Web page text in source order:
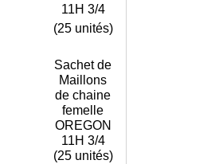
Sachet de
Maillons
de chaine
femelle
OREGON
11H 3/4
(25 unités)